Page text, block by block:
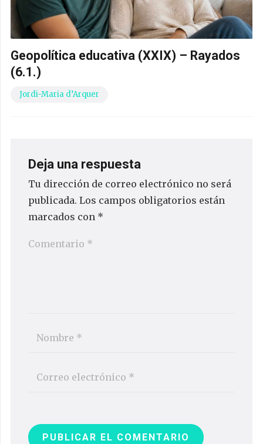
Geopolítica educativa (XXIX) – Rayados
(6.1.)
Jordi-Maria d’Arquer
Deja una respuesta
Tu dirección de correo electrónico no será
publicada. Los campos obligatorios están
marcados con *
PUBLICAR EL COMENTARIO